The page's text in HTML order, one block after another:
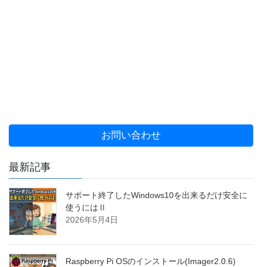
お問い合わせ
最新記事
サポート終了したWindows10を出来るだけ安全に
使うにはⅡ
2026年5月4日
Raspberry Pi OSのインストール(Imager2.0.6)